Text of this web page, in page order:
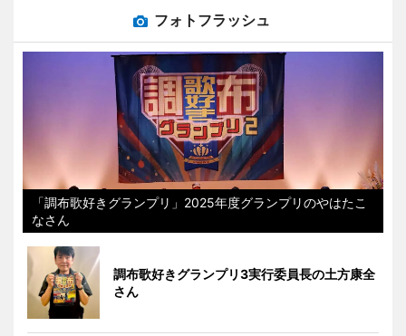
フォトフラッシュ
「調布歌好きグランプリ」2025年度グランプリのやはたこ
なさん
調布歌好きグランプリ3実行委員長の土方康全
さん